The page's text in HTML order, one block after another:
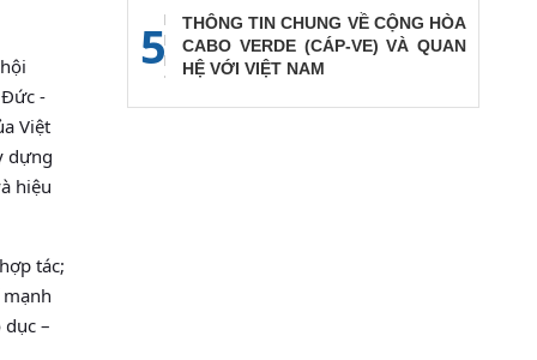
-
Việt
dựng
hiệu
tác;
–
5
THÔNG TIN CHUNG VỀ CỘNG HÒA
CABO VERDE (CÁP-VE) VÀ QUAN
HỆ VỚI VIỆT NAM